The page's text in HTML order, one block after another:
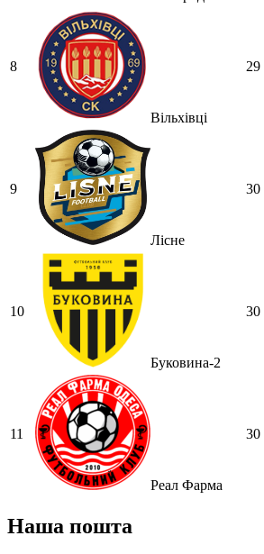
8
Вільхівці
29
9
Лісне
30
10
Буковина-2
30
11
Реал Фарма
30
Наша пошта